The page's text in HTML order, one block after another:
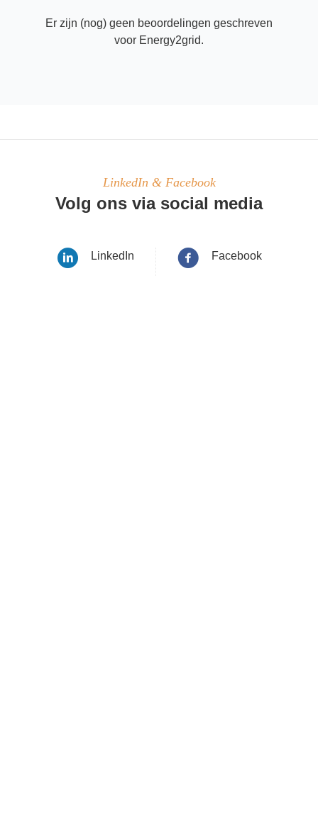
Er zijn (nog) geen beoordelingen geschreven
voor Energy2grid.
LinkedIn & Facebook
Volg ons via social media
LinkedIn Facebook